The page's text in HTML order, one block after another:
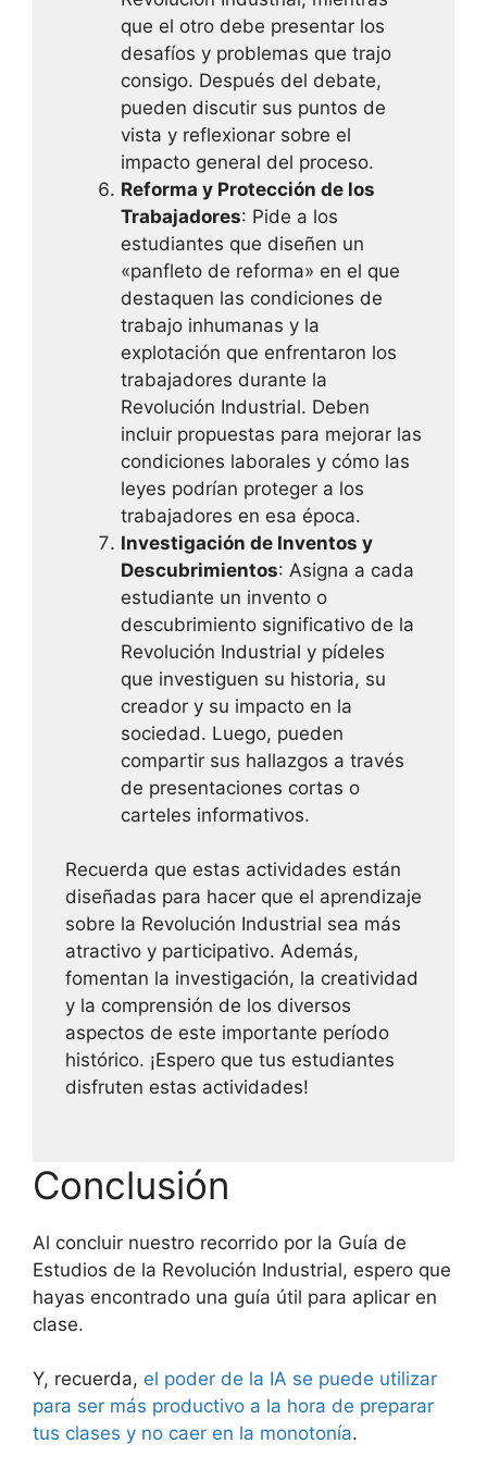
que el otro debe presentar los
desafíos y problemas que trajo
consigo. Después del debate,
pueden discutir sus puntos de
vista y reflexionar sobre el
impacto general del proceso.
Reforma y Protección de los
Trabajadores: Pide a los
estudiantes que diseñen un
«panfleto de reforma» en el que
destaquen las condiciones de
trabajo inhumanas y la
explotación que enfrentaron los
trabajadores durante la
Revolución Industrial. Deben
incluir propuestas para mejorar las
condiciones laborales y cómo las
leyes podrían proteger a los
trabajadores en esa época.
Investigación de Inventos y
Descubrimientos: Asigna a cada
estudiante un invento o
descubrimiento significativo de la
Revolución Industrial y pídeles
que investiguen su historia, su
creador y su impacto en la
sociedad. Luego, pueden
compartir sus hallazgos a través
de presentaciones cortas o
carteles informativos.
Recuerda que estas actividades están
diseñadas para hacer que el aprendizaje
sobre la Revolución Industrial sea más
atractivo y participativo. Además,
fomentan la investigación, la creatividad
y la comprensión de los diversos
aspectos de este importante período
histórico. ¡Espero que tus estudiantes
disfruten estas actividades!
Conclusión
Al concluir nuestro recorrido por la Guía de
Estudios de la Revolución Industrial, espero que
hayas encontrado una guía útil para aplicar en
clase.
Y, recuerda, el poder de la IA se puede utilizar
para ser más productivo a la hora de preparar
tus clases y no caer en la monotonía.